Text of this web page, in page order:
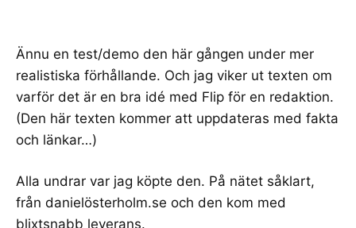
Ännu en test/demo den här gången under mer
realistiska förhållande. Och jag viker ut texten om
varför det är en bra idé med Flip för en redaktion.
(Den här texten kommer att uppdateras med fakta
och länkar…)
Alla undrar var jag köpte den. På nätet såklart,
från danielösterholm.se och den kom med
blixtsnabb leverans.